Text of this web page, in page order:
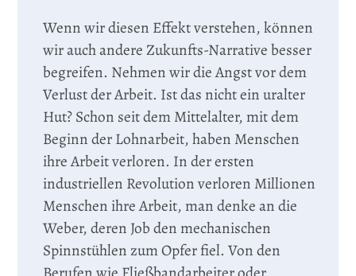
Wenn wir diesen Effekt verstehen, können
wir auch andere Zukunfts-Narrative besser
begreifen. Nehmen wir die Angst vor dem
Verlust der Arbeit. Ist das nicht ein uralter
Hut? Schon seit dem Mittelalter, mit dem
Beginn der Lohnarbeit, haben Menschen
ihre Arbeit verloren. In der ersten
industriellen Revolution verloren Millionen
Menschen ihre Arbeit, man denke an die
Weber, deren Job den mechanischen
Spinnstühlen zum Opfer fiel. Von den